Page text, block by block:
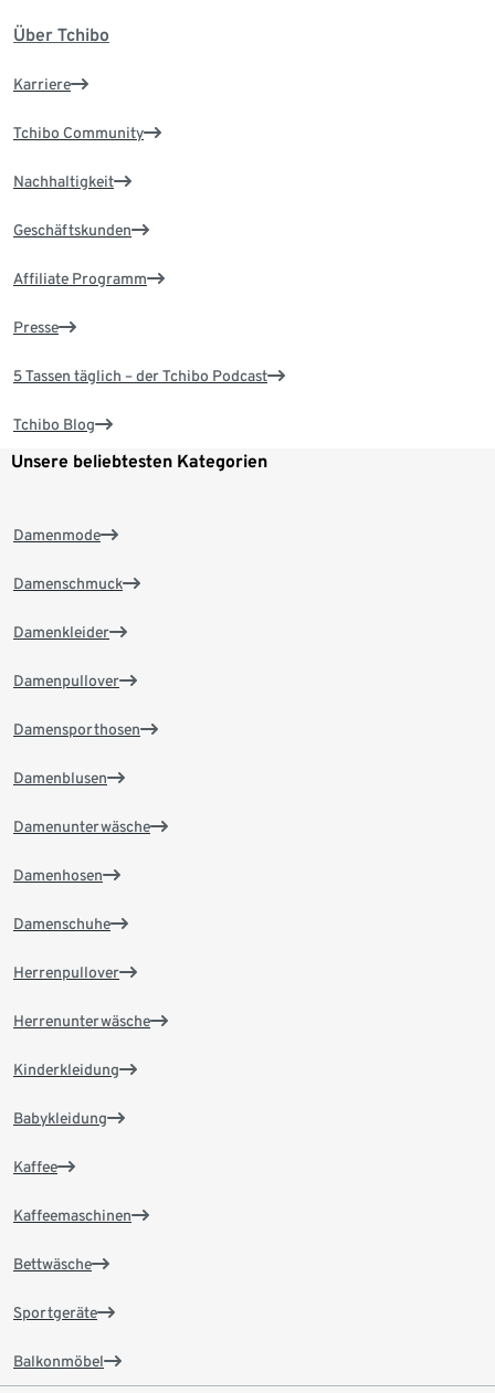
Über Tchibo
Karriere
Tchibo Community
Nachhaltigkeit
Geschäftskunden
Affiliate Programm
Presse
5 Tassen täglich – der Tchibo Podcast
Tchibo Blog
Unsere beliebtesten Kategorien
Damenmode
Damenschmuck
Damenkleider
Damenpullover
Damensporthosen
Damenblusen
Damenunterwäsche
Damenhosen
Damenschuhe
Herrenpullover
Herrenunterwäsche
Kinderkleidung
Babykleidung
Kaffee
Kaffeemaschinen
Bettwäsche
Sportgeräte
Balkonmöbel